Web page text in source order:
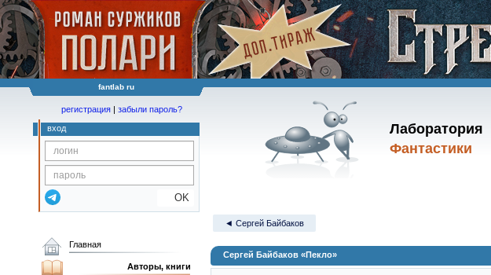
fantlab ru
Лаборатория
Фантастики
регистрация | забыли пароль?
вход
OK
◄ Сергей Байбаков
Сергей Байбаков «Пекло»
Главная
Авторы, книги